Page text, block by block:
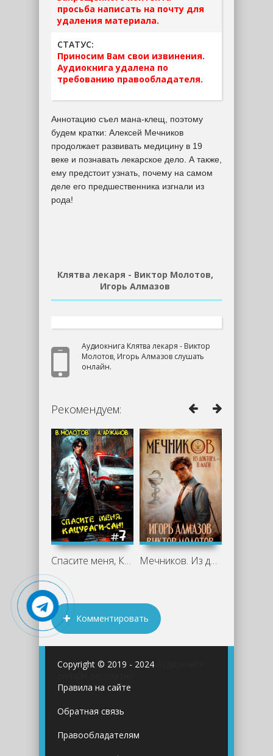
просьба написать на почту для
удаления материала.
СТАТУС:
Приносим Вам свои извинения.
Аудиокнига удалена по
требованию правообладателя.
Аннотацию съел мана-клещ, поэтому
будем кратки: Алексей Мечников
продолжает развивать медицину в 19
веке и познавать лекарское дело. А также,
ему предстоит узнать, почему на самом
деле его предшественника изгнали из
рода!
Клятва лекаря - Виктор Молотов,
Игорь Алмазов
Аудиокнига Клятва лекаря - Виктор
Молотов, Игорь Алмазов слушать
онлайн.
Рекомендуем:
Спасите меня, Кацураги-сан! Том 7 - Мечников. Из доктора в маги - Виктор
Комментировать
Copyright © 2019 - 2024
Правила на сайте
Обратная связь
Правообладателям